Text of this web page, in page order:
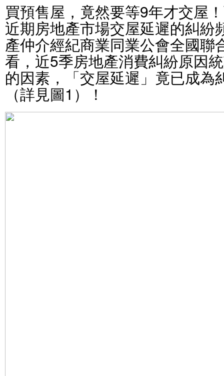
買預售屋，竟然要等9年才交屋
近期房地產市場交屋延遲的糾紛
產仲介經紀商業同業公會全國聯
看，近5季房地產消費糾紛原因
的因素，「交屋延遲」竟已成為
（詳見圖1）！